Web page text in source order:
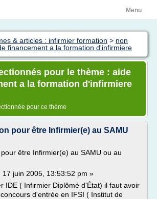
Menu
& articles : infirmier formation > non
financement a la formation d'infirmiere
pour le thème : aide
a la formation d'infirmiere
pour ce thème
pour être Infirmier(e) au SAMU
être Infirmier(e) au SAMU ou au
17 juin 2005, 13:53:52 pm »
IDE ( Infirmier Diplômé d'État) il faut avoir
d'entrée en IFSI ( Institut de